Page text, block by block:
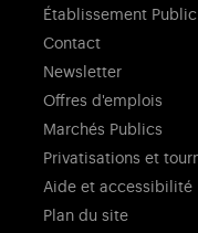
Établissement Public
Contact
Newsletter
Offres d'emplois
Marchés Publics
Privatisations et
Aide et accessibilité
Plan du site